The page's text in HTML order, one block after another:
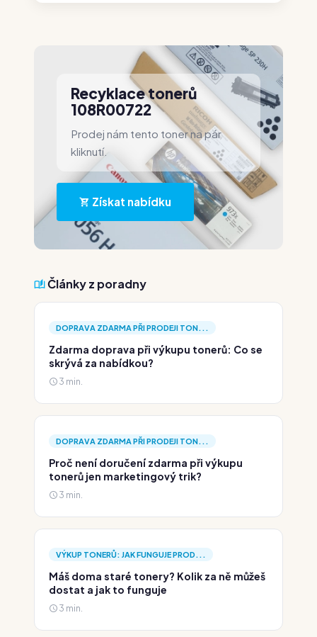
Recyklace tonerů
108R00722
Prodej nám tento toner na pár
kliknutí.
Získat nabídku
Články z poradny
DOPRAVA ZDARMA PŘI PRODEJI TON...
Zdarma doprava při výkupu tonerů: Co se
skrývá za nabídkou?
3 min.
DOPRAVA ZDARMA PŘI PRODEJI TON...
Proč není doručení zdarma při výkupu
tonerů jen marketingový trik?
3 min.
VÝKUP TONERŮ: JAK FUNGUJE PROD...
Máš doma staré tonery? Kolik za ně můžeš
dostat a jak to funguje
3 min.